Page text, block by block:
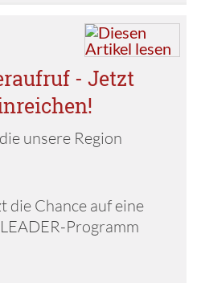
- Jetzt
unsere Region
die Chance auf eine
Programm